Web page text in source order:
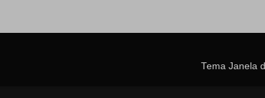
Tema Janela